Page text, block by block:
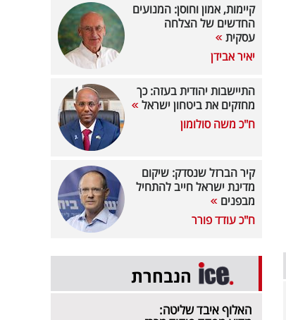
קיימות, אמון וחוסן: המנועים
החדשים של הצלחה
עסקית
יאיר אבידן
התיישבות יהודית בעזה: כך
מחזקים את ביטחון ישראל
ח"כ משה סולומון
קיר הברזל שנסדק: שיקום
מדינת ישראל חייב להתחיל
מבפנים
ח"כ עודד פורר
הנבחרת
האלוף איבד שליטה: